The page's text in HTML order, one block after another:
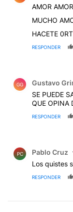
AMOR
MUCHO
HACETE
RESPONDER
GG Gustavo
SE PUEDE
QUE OPINA
RESPONDER
PC Pablo Cruz
Los quistes
RESPONDER